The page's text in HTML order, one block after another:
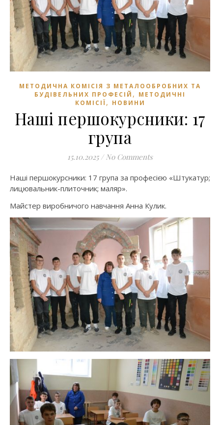
МЕТОДИЧНА КОМІСІЯ З МЕТАЛООБРОБНИХ ТА
БУДІВЕЛЬНИХ ПРОФЕСІЙ , МЕТОДИЧНІ
КОМІСІЇ, НОВИНИ
Наші першокурсники: 17
група
15.10.2025 / No Comments
Наші першокурсники: 17 група за професією «Штукатур;
лицювальник-плиточник; маляр».
Майстер виробничого навчання Анна Кулик.